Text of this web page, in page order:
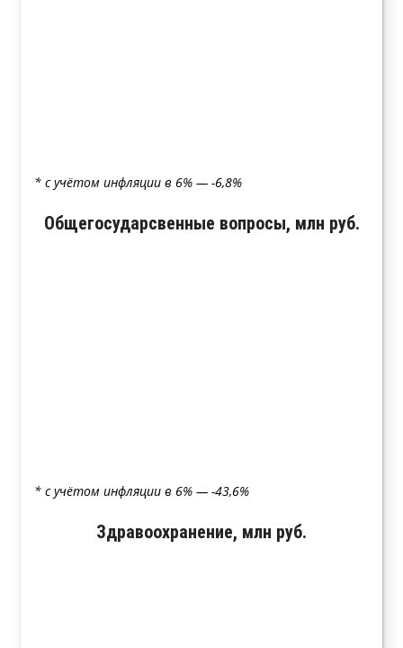
* с учётом инфляции в 6% — -6,8%
Общегосударсвенные вопросы, млн руб.
* с учётом инфляции в 6% — -43,6%
Здравоохранение, млн руб.